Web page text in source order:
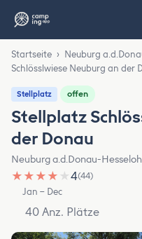
Startseite › Neuburg
Schlösslwiese Neuburg an der
Stellplatz offen
Stellplatz
der Donau
Neuburg a.d.Donau-
★ ★ ★ ★ ★4(44)
Jan – Dec
40 Anz. Plätze